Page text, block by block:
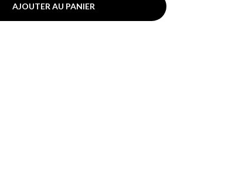
AJOUTER AU PANIER